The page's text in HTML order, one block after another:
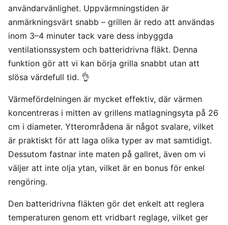
användarvänlighet. Uppvärmningstiden är
anmärkningsvärt snabb – grillen är redo att användas
inom 3–4 minuter tack vare dess inbyggda
ventilationssystem och batteridrivna fläkt. Denna
funktion gör att vi kan börja grilla snabbt utan att
slösa värdefull tid. 👌
Värmefördelningen är mycket effektiv, där värmen
koncentreras i mitten av grillens matlagningsyta på 26
cm i diameter. Ytterområdena är något svalare, vilket
är praktiskt för att laga olika typer av mat samtidigt.
Dessutom fastnar inte maten på gallret, även om vi
väljer att inte olja ytan, vilket är en bonus för enkel
rengöring.
Den batteridrivna fläkten gör det enkelt att reglera
temperaturen genom ett vridbart reglage, vilket ger